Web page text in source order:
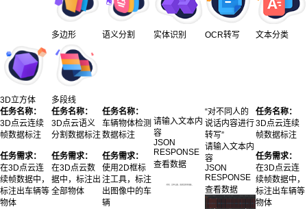
多边形 语义分割
3D立方体 多段线
实体识别 OCR转写 文本分类
任务名称：
3D点云连续
帧数据标注
任务需求：
在3D点云连
续帧数据中，
标注出车辆等
物体
任务名称：
3D点云语义
分割数据标注
任务需求：
在3D点云数
据中，标注出
全部物体
任务名称：
车辆物体检测
数据标注
任务需求：
使用2D框标
注工具，标注
出图像中的车
辆
请输入文本内
容
JSON
RESPONSE
查看数据
“对不同人的
说话内容进行
转写”
请输入文本内
容
JSON
RESPONSE
查看数据
任务名称：
3D点云连续
帧数据标注
任务需求：
在3D点云连
续帧数据中，
标注出车辆等
物体